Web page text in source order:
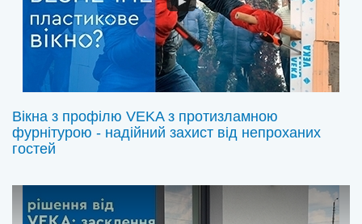
Вікна з профілю VEKA з протизламною
фурнітурою - надійний захист від непроханих
гостей